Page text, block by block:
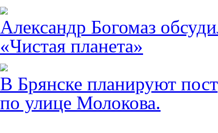
Александр Богомаз
«Чистая планета»
В Брянске планируют
по улице Молокова.